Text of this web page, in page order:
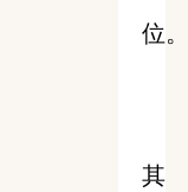
位。
其